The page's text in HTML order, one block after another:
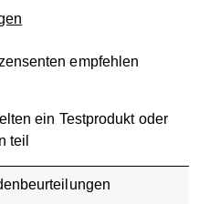
empfehlen
ein Testprodukt oder
teil